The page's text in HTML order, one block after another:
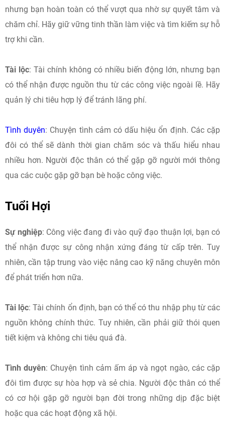
nhưng bạn hoàn toàn có thể vượt qua nhờ sự quyết tâm và
chăm chỉ. Hãy giữ vững tinh thần làm việc và tìm kiếm sự hỗ
trợ khi cần.
Tài lộc: Tài chính không có nhiều biến động lớn, nhưng bạn
có thể nhận được nguồn thu từ các công việc ngoài lề. Hãy
quản lý chi tiêu hợp lý để tránh lãng phí.
Tình duyên: Chuyện tình cảm có dấu hiệu ổn định. Các cặp
đôi có thể sẽ dành thời gian chăm sóc và thấu hiểu nhau
nhiều hơn. Người độc thân có thể gặp gỡ người mới thông
qua các cuộc gặp gỡ bạn bè hoặc công việc.
Tuổi Hợi
Sự nghiệp: Công việc đang đi vào quỹ đạo thuận lợi, bạn có
thể nhận được sự công nhận xứng đáng từ cấp trên. Tuy
nhiên, cần tập trung vào việc nâng cao kỹ năng chuyên môn
để phát triển hơn nữa.
Tài lộc: Tài chính ổn định, bạn có thể có thu nhập phụ từ các
nguồn không chính thức. Tuy nhiên, cần phải giữ thói quen
tiết kiệm và không chi tiêu quá đà.
Tình duyên: Chuyện tình cảm ấm áp và ngọt ngào, các cặp
đôi tìm được sự hòa hợp và sẻ chia. Người độc thân có thể
có cơ hội gặp gỡ người bạn đời trong những dịp đặc biệt
hoặc qua các hoạt động xã hội.